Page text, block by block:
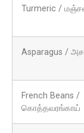
Turmeric /
Asparagus /
French Beans /
கொத்தவரங்காய்